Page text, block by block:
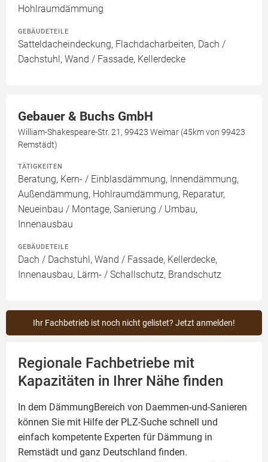
Hohlraumdämmung
GEBÄUDETEILE
Satteldacheindeckung, Flachdacharbeiten, Dach /
Dachstuhl, Wand / Fassade, Kellerdecke
Gebauer & Buchs GmbH
William-Shakespeare-Str. 21, 99423 Weimar (45km von 99423
Remstädt)
TÄTIGKEITEN
Beratung, Kern- / Einblasdämmung, Innendämmung,
Außendämmung, Hohlraumdämmung, Reparatur,
Neueinbau / Montage, Sanierung / Umbau,
Innenausbau
GEBÄUDETEILE
Dach / Dachstuhl, Wand / Fassade, Kellerdecke,
Innenausbau, Lärm- / Schallschutz, Brandschutz
Ihr Fachbetrieb ist noch nicht gelistet? Jetzt anmelden!
Regionale Fachbetriebe mit
Kapazitäten in Ihrer Nähe finden
In dem DämmungBereich von Daemmen-und-Sanieren
können Sie mit Hilfe der PLZ-Suche schnell und
einfach kompetente Experten für Dämmung in
Remstädt und ganz Deutschland finden.